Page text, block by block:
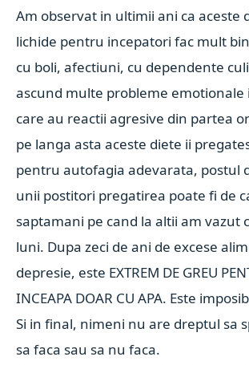
Am observat in ultimii ani ca aceste
lichide pentru incepatori fac mult
cu boli, afectiuni, cu dependente
ascund multe probleme emotionale
care au reactii agresive din partea
pe langa asta aceste diete ii
pentru autofagia adevarata, postul
unii postitori pregatirea poate fi de
saptamani pe cand la altii am vazut
luni. Dupa zeci de ani de excese
depresie, este EXTREM DE GREU
INCEAPA DOAR CU APA. Este
Si in final, nimeni nu are dreptul sa
sa faca sau sa nu faca.